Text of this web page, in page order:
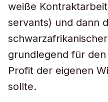
weiße
servants) und dann
grundlegend für
Profit der eigenen
sollte.